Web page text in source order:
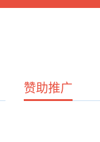
赞助推广